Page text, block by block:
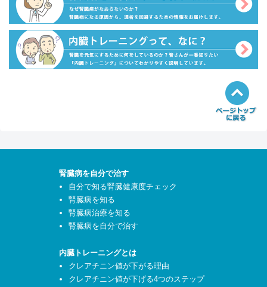
腎臓病を自分で治す
自分で知る腎臓健康度チェック
腎臓病を知る
腎臓病治療を知る
腎臓病を自分で治す
内臓トレーニングとは
クレアチニン値が下がる理由
クレアチニン値が下げる4つのステップ